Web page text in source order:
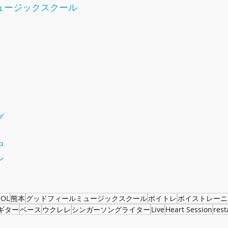
ジックスクール
熊本 グッドフィールミュージックスクールボイトレボイストレー
ターベース ウクレレ シンガーソングライター LiveHeart Session